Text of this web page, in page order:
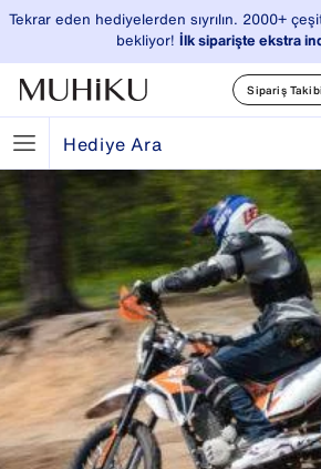
Tekrar eden hediyelerden sıyrılın. 2000+
bekliyor! İlk siparişte ekstra
Sipariş Takibi